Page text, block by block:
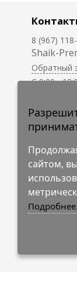
8 (967)
Shaik-
Обратный
C 9:00 -
© 2009-
сайтом,